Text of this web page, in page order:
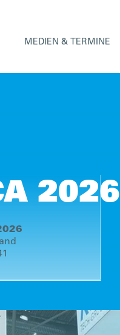
MEDIEN & TERMINE
2026